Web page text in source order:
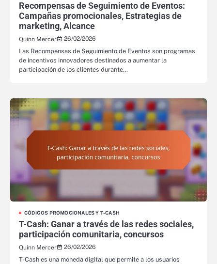
Recompensas de Seguimiento de Eventos:
Campañas promocionales, Estrategias de
marketing, Alcance
Quinn Mercer
26/02/2026
Las Recompensas de Seguimiento de Eventos son programas
de incentivos innovadores destinados a aumentar la
participación de los clientes durante…
CÓDIGOS PROMOCIONALES Y T-CASH
T-Cash: Ganar a través de las redes sociales,
participación comunitaria, concursos
Quinn Mercer
26/02/2026
T-Cash es una moneda digital que permite a los usuarios